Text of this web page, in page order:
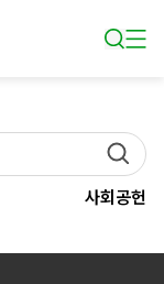
사회공헌